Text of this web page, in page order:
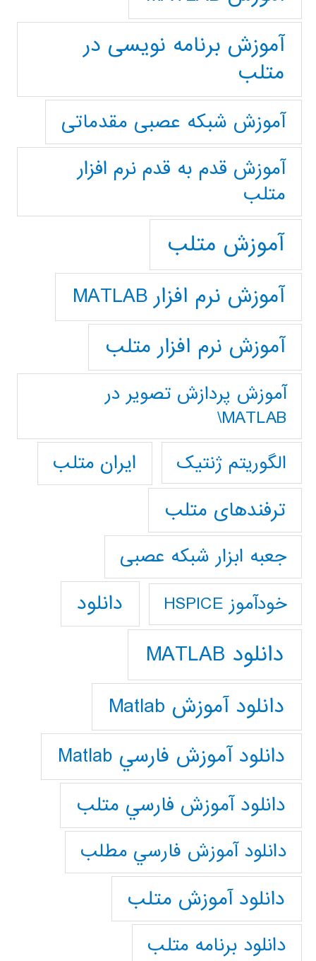
آموزش برنامه نویسی در
متلب
آموزش شبکه عصبی مقدماتی
آموزش قدم به قدم نرم افزار
متلب
آموزش متلب
آموزش نرم افزار MATLAB
آموزش نرم افزار متلب
آموزش پردازش تصوير در
MATLAB\
الگوریتم ژنتیک
ایران متلب
ترفندهای متلب
جعبه ابزار شبکه عصبی
خودآموز HSPICE دانلود
دانلود MATLAB
دانلود آموزش Matlab
دانلود آموزش فارسي Matlab
دانلود آموزش فارسي متلب
دانلود آموزش فارسي مطلب
دانلود آموزش متلب
دانلود برنامه متلب